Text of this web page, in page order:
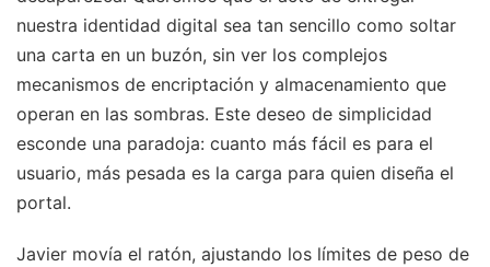
nuestra identidad digital sea tan sencillo como soltar
una carta en un buzón, sin ver los complejos
mecanismos de encriptación y almacenamiento que
operan en las sombras. Este deseo de simplicidad
esconde una paradoja: cuanto más fácil es para el
usuario, más pesada es la carga para quien diseña el
portal.
Javier movía el ratón, ajustando los límites de peso de